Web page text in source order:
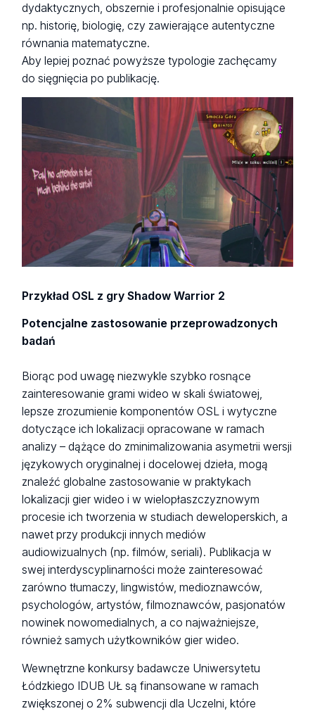
dydaktycznych, obszernie i profesjonalnie opisujące
np. historię, biologię, czy zawierające autentyczne
równania matematyczne.
Aby lepiej poznać powyższe typologie zachęcamy
do sięgnięcia po publikację.
Przykład OSL z gryShadow Warrior 2
Potencjalne zastosowanie przeprowadzonych
badań
Biorąc pod uwagę niezwykle szybko rosnące
zainteresowanie grami wideo w skali światowej,
lepsze zrozumienie komponentów OSL i wytyczne
dotyczące ich lokalizacji opracowane w ramach
analizy – dążące do zminimalizowania asymetrii wersji
językowych oryginalnej i docelowej dzieła, mogą
znaleźć globalne zastosowanie w praktykach
lokalizacji gier wideo i w wielopłaszczyznowym
procesie ich tworzenia w studiach deweloperskich, a
nawet przy produkcji innych mediów
audiowizualnych (np. filmów, seriali). Publikacja w
swej interdyscyplinarności może zainteresować
zarówno tłumaczy, lingwistów, medioznawców,
psychologów, artystów, filmoznawców, pasjonatów
nowinek nowomedialnych, a co najważniejsze,
również samych użytkowników gier wideo.
Wewnętrzne konkursy badawcze Uniwersytetu
Łódzkiego IDUB UŁ są finansowane w ramach
zwiększonej o 2% subwencji dla Uczelni, które